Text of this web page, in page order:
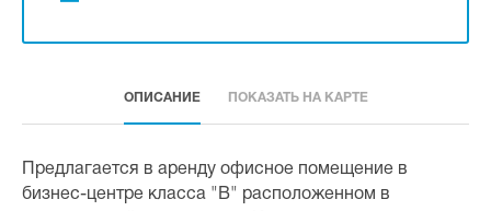
ОПИСАНИЕ ПОКАЗАТЬ НА КАРТЕ
Предлагается в аренду офисное помещение в
бизнес-центре класса "В" расположенном в